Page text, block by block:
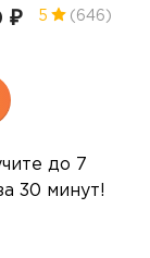
₽ 5 (646)
до 7
30 минут!